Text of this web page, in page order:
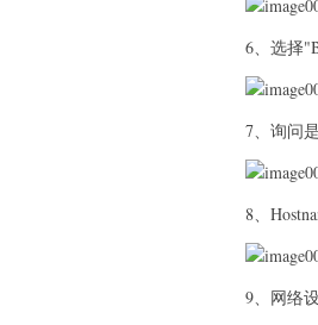
6、选择
7、询问
8、
9、网络